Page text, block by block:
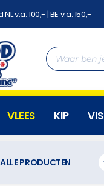
v.a. 100,- | BE v.a. 150,-
VLEES KIP VIS
ALLE PRODUCTEN